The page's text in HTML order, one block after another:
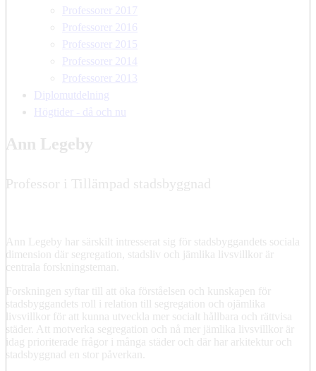
Professorer 2017
Professorer 2016
Professorer 2015
Professorer 2014
Professorer 2013
Diplomutdelning
Högtider - då och nu
Ann Legeby
Professor i Tillämpad stadsbyggnad
Ann Legeby har särskilt intresserat sig för stadsbyggandets sociala
dimension där segregation, stadsliv och jämlika livsvillkor är
centrala forskningsteman.
Forskningen syftar till att öka förståelsen och kunskapen för
stadsbyggandets roll i relation till segregation och ojämlika
livsvillkor för att kunna utveckla mer socialt hållbara och rättvisa
städer. Att motverka segregation och nå mer jämlika livsvillkor är
idag prioriterade frågor i många städer och där har arkitektur och
stadsbyggnad en stor påverkan.